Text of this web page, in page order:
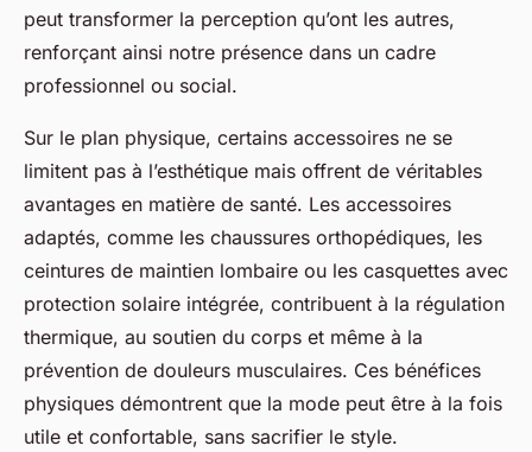
peut transformer la perception qu’ont les autres,
renforçant ainsi notre présence dans un cadre
professionnel ou social.
Sur le plan physique, certains accessoires ne se
limitent pas à l’esthétique mais offrent de véritables
avantages en matière de santé. Les accessoires
adaptés, comme les chaussures orthopédiques, les
ceintures de maintien lombaire ou les casquettes avec
protection solaire intégrée, contribuent à la régulation
thermique, au soutien du corps et même à la
prévention de douleurs musculaires. Ces bénéfices
physiques démontrent que la mode peut être à la fois
utile et confortable, sans sacrifier le style.